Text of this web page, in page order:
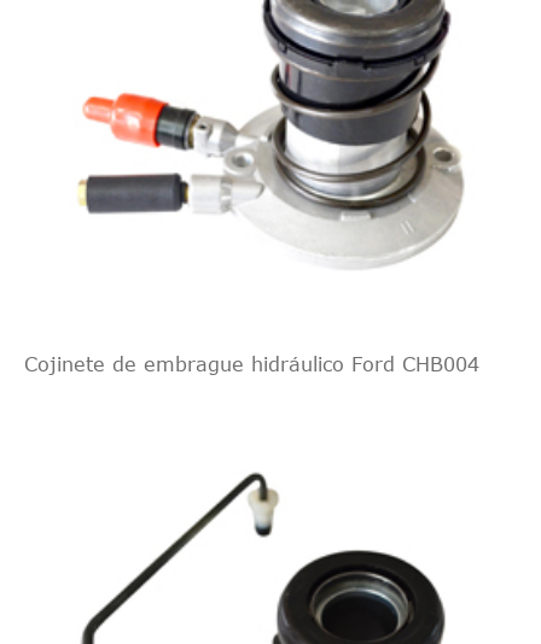
Cojinete de embrague hidráulico Ford CHB004